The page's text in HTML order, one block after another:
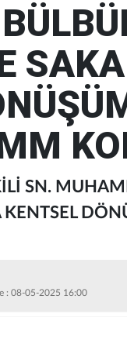
SN.
KENTSEL
: 08-05-2025 16:00